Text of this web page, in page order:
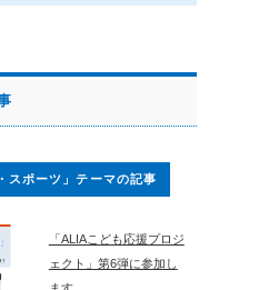
スポーツ」テーマの記事
「ALIAこども応援プロジ
ェクト」第6弾に参加し